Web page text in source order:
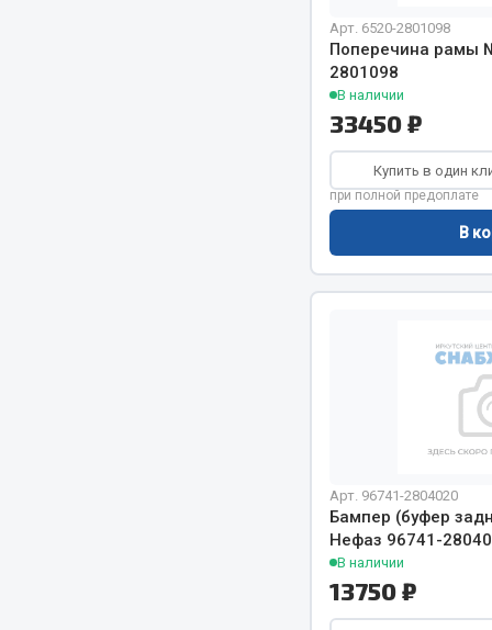
Сцепление
Весь раздел
Весь раздел
Арт. 6520-2801098
Поперечина рамы
2801098
В наличии
33450 ₽
Купить в один
при полной предоплате
В
Арт. 96741-2804020
Бампер (буфер
Нефаз 96741-
В наличии
13750 ₽